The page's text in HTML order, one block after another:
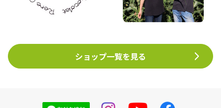
ショップ一覧を見る